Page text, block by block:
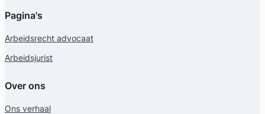
Pagina's
Arbeidsrecht advocaat
Arbeidsjurist
Over ons
Ons verhaal